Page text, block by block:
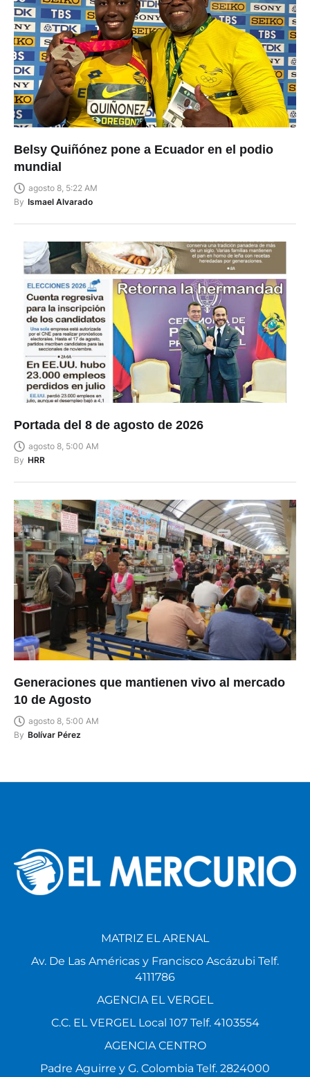
Belsy Quiñónez pone a Ecuador en el podio
mundial
agosto 8, 5:22 AM
By Ismael Alvarado
Portada del 8 de agosto de 2026
agosto 8, 5:00 AM
By HRR
Generaciones que mantienen vivo al mercado
10 de Agosto
agosto 8, 5:00 AM
By Bolívar Pérez
MATRIZ EL ARENAL
Av. De Las Américas y Francisco Ascázubi Telf.
4111786
AGENCIA EL VERGEL
C.C. EL VERGEL Local 107 Telf. 4103554
AGENCIA CENTRO
Padre Aguirre y G. Colombia Telf. 2824000